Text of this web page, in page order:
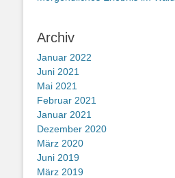
Archiv
Januar 2022
Juni 2021
Mai 2021
Februar 2021
Januar 2021
Dezember 2020
März 2020
Juni 2019
März 2019